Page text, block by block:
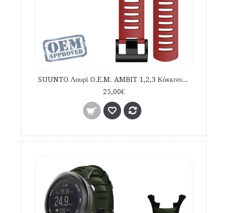
SUUNTO Λουρί O.E.M. AMBIT 1,2,3 Κόκκινο εμπορίου
25,00€